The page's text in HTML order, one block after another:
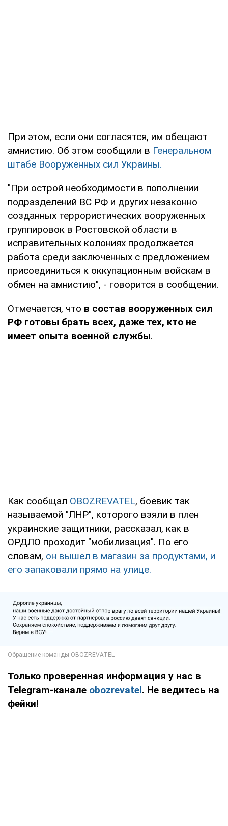
При этом, если они согласятся, им обещают
амнистию. Об этом сообщили в Генеральном
штабе Вооруженных сил Украины.
"При острой необходимости в пополнении
подразделений ВС РФ и других незаконно
созданных террористических вооруженных
группировок в Ростовской области в
исправительных колониях продолжается
работа среди заключенных с предложением
присоединиться к оккупационным войскам в
обмен на амнистию", - говорится в сообщении.
Отмечается, что в состав вооруженных сил
РФ готовы брать всех, даже тех, кто не
имеет опыта военной службы.
Как сообщал OBOZREVATEL, боевик так
называемой "ЛНР", которого взяли в плен
украинские защитники, рассказал, как в
ОРДЛО проходит "мобилизация". По его
словам, он вышел в магазин за продуктами, и
его запаковали прямо на улице.
Только проверенная информация у нас в
Telegram-канале obozrevatel. Не ведитесь на
фейки!